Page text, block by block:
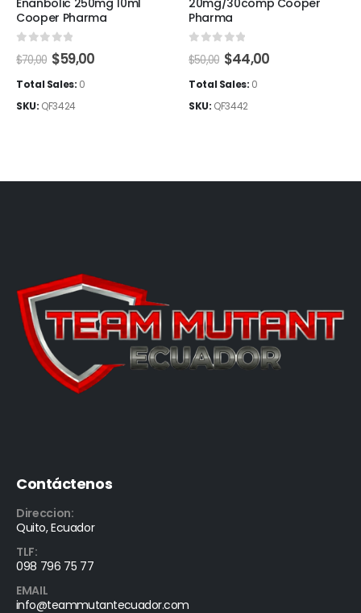
Enanbolic 250mg 10ml
Cooper Pharma
out of 5
$70,00 El
precio
original
$70,00.
$59,00El
Total Sales: 0
SKU: QF3424
20mg/30comp Cooper
Pharma
out of 5
$50,00 El
precio
original
$50,00.
$44,00El
Total Sales: 0
SKU: QF3442
Contáctenos
Direccion:
Quito, Ecuador
TLF:
098 796 75 77
EMAIL
info@teammutantecuador.com